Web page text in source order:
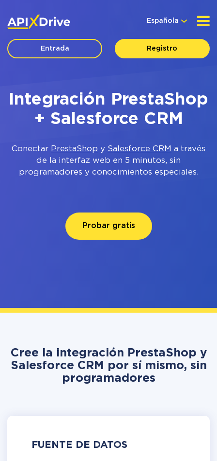
Española
Entrada Registro
Integración PrestaShop
+ Salesforce CRM
Conectar PrestaShop y Salesforce CRM a través
de la interfaz web en 5 minutos, sin
programadores y conocimientos especiales.
Probar gratis
Cree la integración PrestaShop y
Salesforce CRM por sí mismo, sin
programadores
FUENTE DE DATOS